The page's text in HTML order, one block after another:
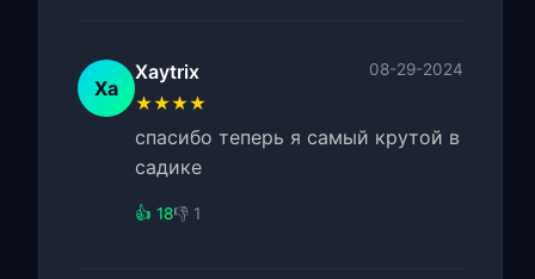
Xa
Xaytrix 08-29-2024
★★★★
cпасибо теперь я самый крутой в
садике
👍 18👎 1